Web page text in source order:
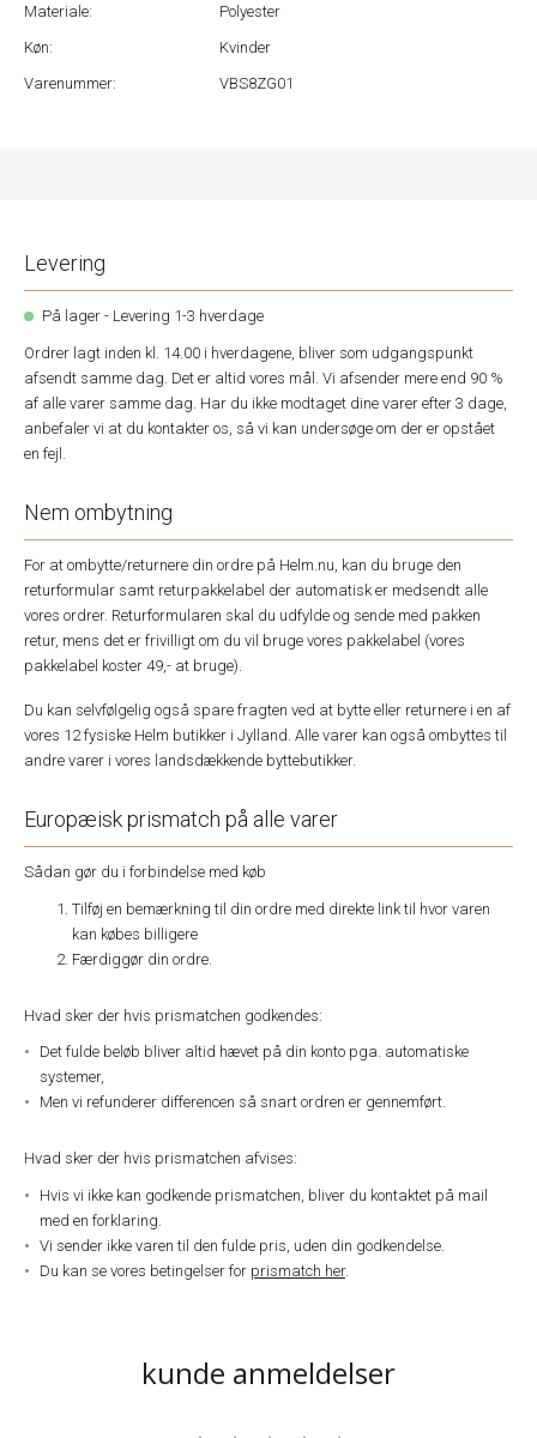
Materiale:
Polyester
Køn:
Kvinder
Varenummer:
VBS8ZG01
Levering
På lager - Levering 1-3 hverdage
Ordrer lagt inden kl. 14.00 i hverdagene, bliver som udgangspunkt
afsendt samme dag. Det er altid vores mål. Vi afsender mere end 90 %
af alle varer samme dag. Har du ikke modtaget dine varer efter 3 dage,
anbefaler vi at du kontakter os, så vi kan undersøge om der er opstået
en fejl.
Nem ombytning
For at ombytte/returnere din ordre på Helm.nu, kan du bruge den
returformular samt returpakkelabel der automatisk er medsendt alle
vores ordrer. Returformularen skal du udfylde og sende med pakken
retur, mens det er frivilligt om du vil bruge vores pakkelabel (vores
pakkelabel koster 49,- at bruge).
Du kan selvfølgelig også spare fragten ved at bytte eller returnere i en af
vores 12 fysiske Helm butikker i Jylland. Alle varer kan også ombyttes til
andre varer i vores landsdækkende byttebutikker.
Europæisk prismatch på alle varer
Sådan gør du i forbindelse med køb
Tilføj en bemærkning til din ordre med direkte link til hvor varen
kan købes billigere
Færdiggør din ordre.
Hvad sker der hvis prismatchen godkendes:
Det fulde beløb bliver altid hævet på din konto pga. automatiske
systemer,
Men vi refunderer differencen så snart ordren er gennemført.
Hvad sker der hvis prismatchen afvises:
Hvis vi ikke kan godkende prismatchen, bliver du kontaktet på mail
med en forklaring.
Vi sender ikke varen til den fulde pris, uden din godkendelse.
Du kan se vores betingelser for prismatch her.
kunde anmeldelser